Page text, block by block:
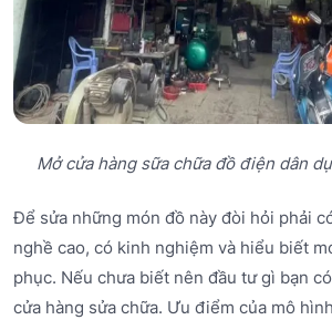
Mở cửa hàng sữa chữa đồ điện dân
Để sửa những món đồ này đòi hỏi phải
nghề cao, có kinh nghiệm và hiểu biết
phục. Nếu chưa biết nên đầu tư gì bạn
cửa hàng sửa chữa. Ưu điểm của mô